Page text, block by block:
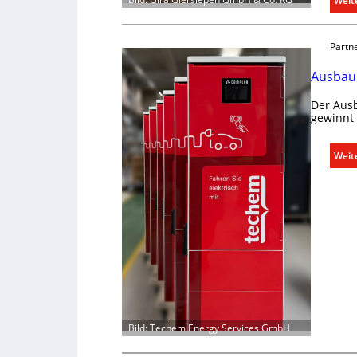
Bild: Techem Energy Services GmbH
Der
gewinnt